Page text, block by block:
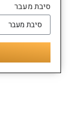
סיבת מעבר